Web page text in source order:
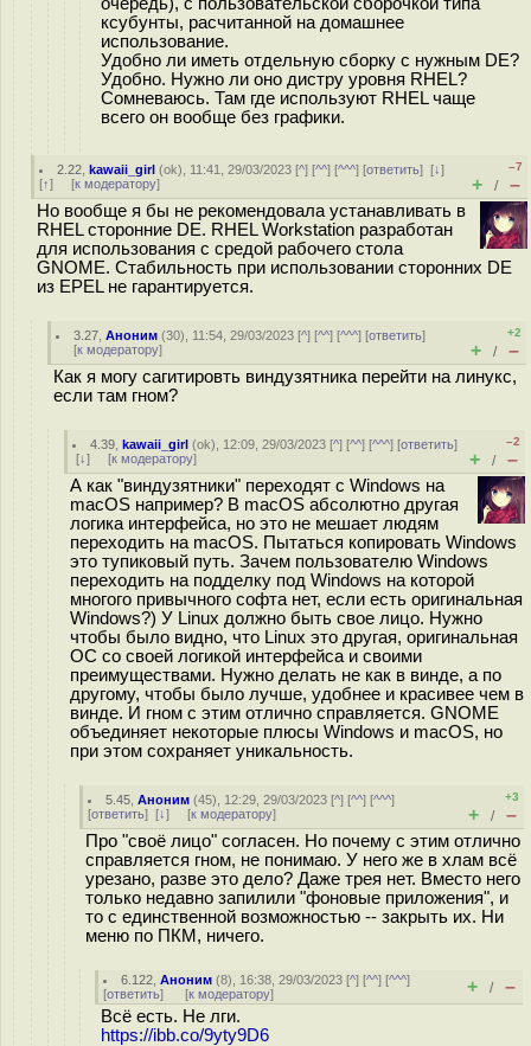
ксубунты, расчитанной на домашнее
использование.
Удобно ли иметь отдельную сборку с нужным DE?
Удобно. Нужно ли оно дистру уровня RHEL?
Сомневаюсь. Там где используют RHEL чаще
всего он вообще без графики.
2.22 ,kawaii_girl (ok), 11:41, 29/03/2023 [^] [^^] [^^^] [ответить][↓]
[↑] [к модератору]
–7
+ / –
Но вообще я бы не рекомендовала устанавливать в
RHEL сторонние DE. RHEL Workstation разработан
для использования с средой рабочего стола
GNOME. Стабильность при использовании сторонних DE
из EPEL не гарантируется.
3.27 ,Аноним (30), 11:54, 29/03/2023 [^] [^^] [^^^] [ответить]
[к модератору]
+2
+ / –
Как я могу сагитировть виндузятника перейти на линукс,
если там гном?
4.39 ,kawaii_girl (ok), 12:09, 29/03/2023 [^] [^^] [^^^] [ответить]
[↓] [к модератору]
–2
+ / –
А как "виндузятники" переходят с Windows на
macOS например? В macOS абсолютно другая
логика интерфейса, но это не мешает людям
переходить на macOS. Пытаться копировать Windows
это тупиковый путь. Зачем пользователю Windows
переходить на подделку под Windows на которой
многого привычного софта нет, если есть оригинальная
Windows?) У Linux должно быть свое лицо. Нужно
чтобы было видно, что Linux это другая, оригинальная
ОС со своей логикой интерфейса и своими
преимуществами. Нужно делать не как в винде, а по
другому, чтобы было лучше, удобнее и красивее чем в
винде. И гном с этим отлично справляется. GNOME
объединяет некоторые плюсы Windows и macOS, но
при этом сохраняет уникальность.
5.45 ,Аноним (45), 12:29, 29/03/2023 [^] [^^] [^^^]
[ответить] [↓] [к модератору]
+3
+ / –
Про "своё лицо" согласен. Но почему с этим отлично
справляется гном, не понимаю. У него же в хлам всё
урезано, разве это дело? Даже трея нет. Вместо него
только недавно запилили "фоновые приложения", и
то с единственной возможностью -- закрыть их. Ни
меню по ПКМ, ничего.
6.122 ,Аноним (8), 16:38, 29/03/2023 [^] [^^] [^^^]
[ответить] [к модератору] + / –
Всё есть. Не лги.
https://ibb.co/9yty9D6